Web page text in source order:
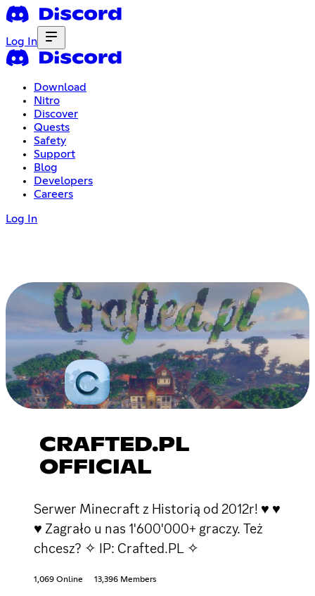
Log In
Download
Nitro
Discover
Quests
Safety
Support
Blog
Developers
Careers
Log In
CRAFTED.PL
OFFICIAL
Serwer Minecraft z Historią od 2012r! ♥ ♥
♥ Zagrało u nas 1'600'000+ graczy. Też
chcesz? ✧ IP: Crafted.PL ✧
1,069 Online 13,396 Members